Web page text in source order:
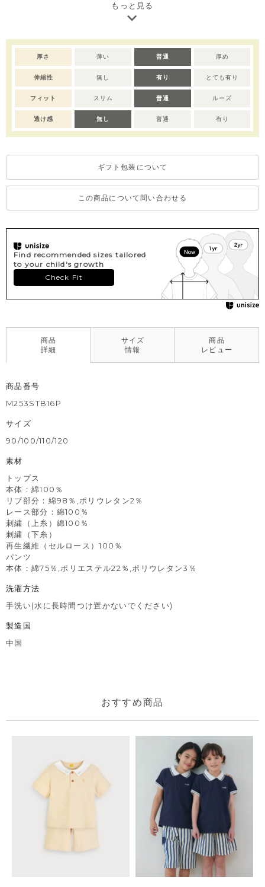
もっと見る
厚さ 薄い 普通 厚め
伸縮性 無し 有り とても有り
フィット スリム 普通 ルーズ
透け感 無し 普通 有り
ギフト包装について
この商品について問い合わせる
Find recommended sizes tailored
to your child's growth
Check Fit
商品
詳細
サイズ
情報
商品
レビュー
商品番号
M253STB16P
サイズ
90/100/110/120
素材
トップス
本体：綿100％
リブ部分：綿98％,ポリウレタン2％
レース部分：綿100％
刺繍（上糸）綿100％
刺繍（下糸）
再生繊維（セルロース）100％
パンツ
本体：綿75％,ポリエステル22％,ポリウレタン3％
洗濯方法
手洗い(水に長時間つけ置かないでください)
製造国
中国
おすすめ商品